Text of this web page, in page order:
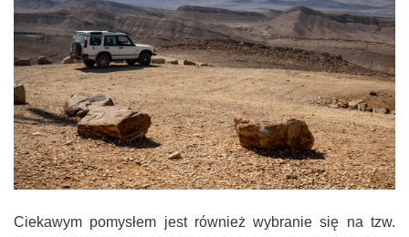
Ciekawym pomysłem jest również wybranie się na tzw.